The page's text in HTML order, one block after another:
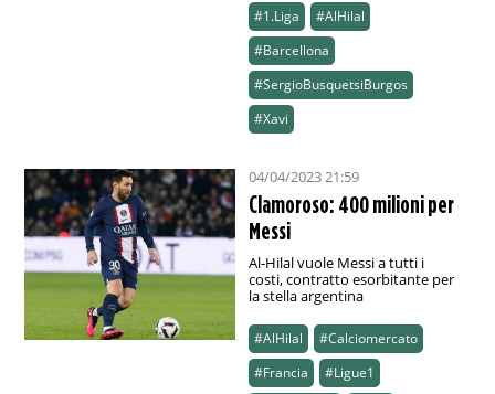
#1.Liga
#AlHilal
#Barcellona
#SergioBusquetsiBurgos
#Xavi
04/04/2023 21:59
Clamoroso: 400 milioni per
Messi
Al-Hilal vuole Messi a tutti i
costi, contratto esorbitante per
la stella argentina
#AlHilal
#Calciomercato
#Francia
#Ligue1